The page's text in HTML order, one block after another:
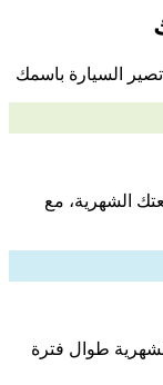
السيارة باسمك
الشهرية، مع
طوال فترة